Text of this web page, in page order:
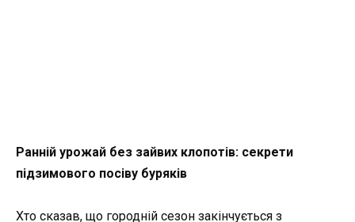
Ранній урожай без зайвих клопотів: секрети
підзимового посіву буряків
Хто сказав, що городній сезон закінчується з